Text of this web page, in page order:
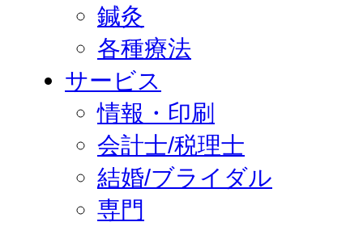
鍼灸
各種療法
サービス
情報・印刷
会計士/税理士
結婚/ブライダル
専門